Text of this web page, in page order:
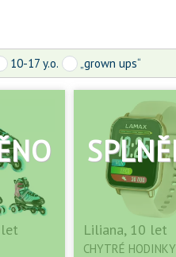
10-17 y.o. „grown ups“
let Liliana, 10 let
CHYTRÉ HODINKY